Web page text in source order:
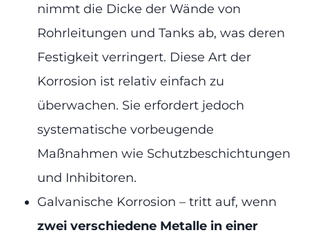
nimmt die Dicke der Wände von
Rohrleitungen und Tanks ab, was deren
Festigkeit verringert. Diese Art der
Korrosion ist relativ einfach zu
überwachen. Sie erfordert jedoch
systematische vorbeugende
Maßnahmen wie Schutzbeschichtungen
und Inhibitoren.
Galvanische Korrosion – tritt auf, wenn
zwei verschiedene Metalle in einer